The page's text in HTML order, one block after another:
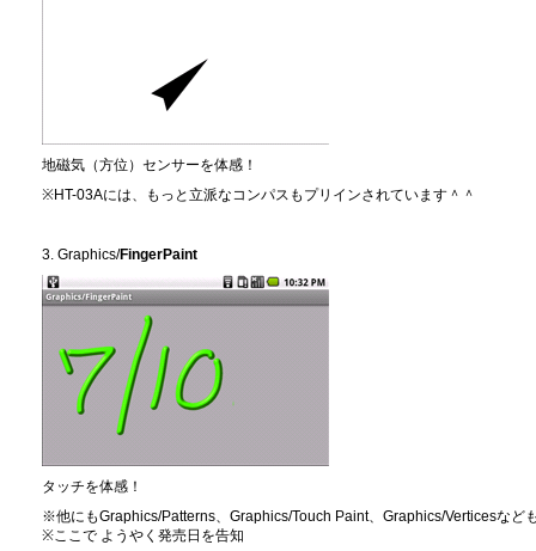
地磁気（方位）センサーを体感！
※HT-03Aには、もっと立派なコンパスもプリインされています＾＾
3. Graphics/FingerPaint
タッチを体感！
※他にもGraphics/Patterns、Graphics/Touch Paint、Graphics/Verticesなど
※ここで ようやく発売日を告知